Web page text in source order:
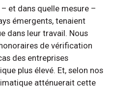
et dans quelle mesure –
émergents, tenaient
dans leur travail. Nous
de vérification
des entreprises
plus élevé. Et, selon nos
atténuerait cette